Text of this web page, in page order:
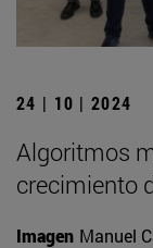
24 | 10 | 2024
Algoritmos
crecimiento
Imagen Manuel